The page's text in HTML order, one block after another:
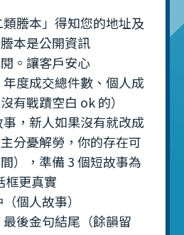
謄本」得知您的地址及
本是公開資訊
。讓客戶安心
度成交總件數、個人成
有戰蹟空白 ok 的）
，新人如果沒有就改成
分憂解勞，你的存在可
），準備 3 個短故事為
框更真實
個人故事）
後金句結尾（餘韻留